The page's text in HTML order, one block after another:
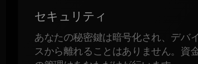
セキュリティ
あなたの秘密鍵は暗号化され、デバ
スから離れることはありません。資